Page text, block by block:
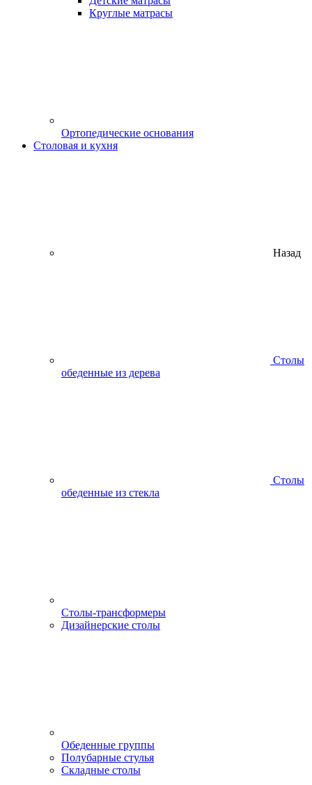
Круглые матрасы
Ортопедические основания
Столовая и кухня
Назад
Столы
обеденные из дерева
Столы
обеденные из стекла
Столы-трансформеры
Дизайнерские столы
Обеденные группы
Полубарные стулья
Складные столы